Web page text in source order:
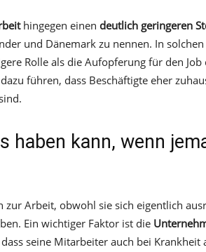
hingegen einen deutlich geringeren
und Dänemark zu nennen. In
Rolle als die Aufopferung für den
führen, dass Beschäftigte eher
haben kann, wenn
zur Arbeit, obwohl sie sich eigentlich
Ein wichtiger Faktor ist die
seine Mitarbeiter auch bei Krankheit